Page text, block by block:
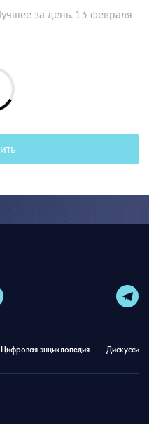
за день. 13 февраля
Цифровая энциклопедия